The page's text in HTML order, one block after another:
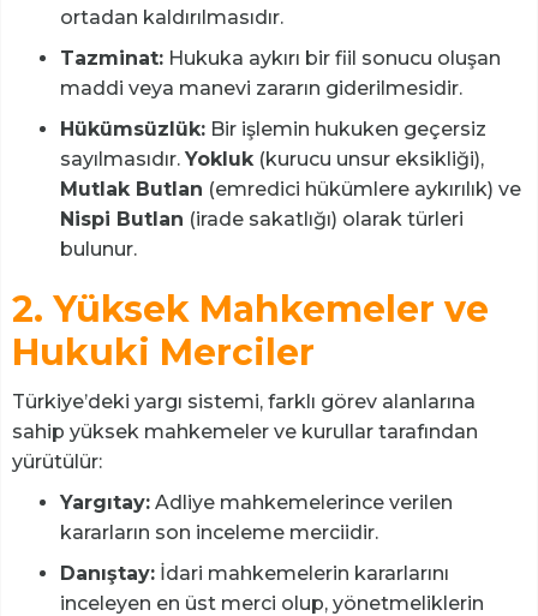
ortadan kaldırılmasıdır.
Tazminat: Hukuka aykırı bir fiil sonucu oluşan
maddi veya manevi zararın giderilmesidir.
Hükümsüzlük: Bir işlemin hukuken geçersiz
sayılmasıdır. Yokluk (kurucu unsur eksikliği),
Mutlak Butlan (emredici hükümlere aykırılık) ve
Nispi Butlan (irade sakatlığı) olarak türleri
bulunur.
2. Yüksek Mahkemeler ve
Hukuki Merciler
Türkiye’deki yargı sistemi, farklı görev alanlarına
sahip yüksek mahkemeler ve kurullar tarafından
yürütülür:
Yargıtay: Adliye mahkemelerince verilen
kararların son inceleme merciidir.
Danıştay: İdari mahkemelerin kararlarını
inceleyen en üst merci olup, yönetmeliklerin